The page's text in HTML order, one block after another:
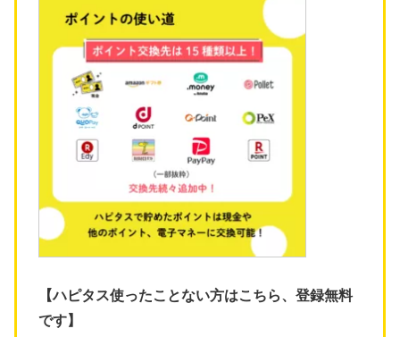
【ハピタス使ったことない方はこちら、登録無料
です】